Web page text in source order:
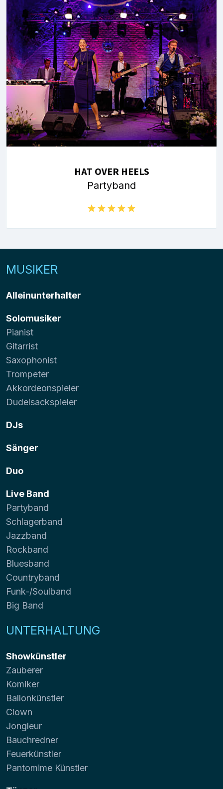
HAT OVER HEELS
Partyband
MUSIKER
Alleinunterhalter
Solomusiker
Pianist
Gitarrist
Saxophonist
Trompeter
Akkordeonspieler
Dudelsackspieler
DJs
Sänger
Duo
Live Band
Partyband
Schlagerband
Jazzband
Rockband
Bluesband
Countryband
Funk-/Soulband
Big Band
UNTERHALTUNG
Showkünstler
Zauberer
Komiker
Ballonkünstler
Clown
Jongleur
Bauchredner
Feuerkünstler
Pantomime Künstler